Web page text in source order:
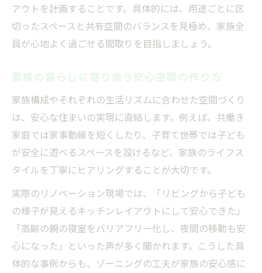
ゾーニングで叶える安心な生活リズム
生活動線を意識した安心空間の作り方
安心感を高める共有スペースの工夫
ゾーニング活用で家事も安心効率化
失敗しないための安心リノベの極意
安心リノベのための業者選びのポイント
ゾーニングで失敗を防ぐ事前チェック法
安心できる間取り変更の進め方
リノベ失敗例から学ぶ安心空間の作り方
ゾーニング計画で安心を実現するコツ
アウトを計画することです。具体的には、用途ごとに区
切ったスペースと共有空間のバランスを見極め、家族全
員が心地よく過ごせる間取りを目指しましょう。
家族の暮らしに寄り添う安心空間の作り方
家族構成やそれぞれの生活リズムに合わせた空間づくり
は、安心な住まいの実現に直結します。例えば、共働き
家庭では家事動線を短くしたり、子育て世帯では子ども
が安全に遊べるスペースを設けるなど、家族のライフス
タイルを丁寧にヒアリングすることが大切です。
実際のリノベーション現場では、「リビングから子ども
の様子が見えるキッチンレイアウトにして安心できた」
「高齢の親の寝室をバリアフリー化し、夜間の移動も安
心になった」といった声が多く聞かれます。こうした具
体的な事例からも、ゾーニングの工夫が家族の安心感に